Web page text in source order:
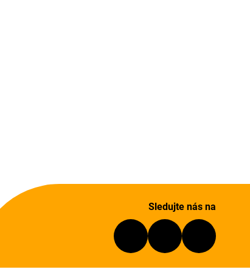
Sledujte nás na